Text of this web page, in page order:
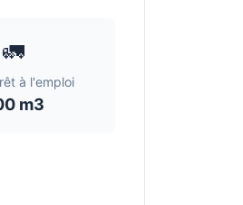
🚛
à l'emploi
m3